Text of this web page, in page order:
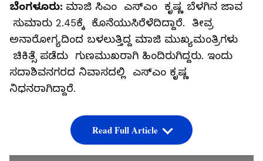
ಬೆಂಗಳೂರು: ಮಾಜಿ ಸಿಎಂ ಎಸ್ಎಂ ಕೃಷ್ಣ ಬೆಳಗಿನ ಜಾವ
ಸುಮಾರು 2.45ಕ್ಕೆ ಕೊನೆಯುಸಿರೆಳೆದಿದ್ದಾರೆ. ತೀವ್ರ
ಅನಾರೋಗ್ಯದಿಂದ ಬಳಲುತ್ತಿದ್ದ ಮಾಜಿ ಮುಖ್ಯಮಂತ್ರಿಗಳು
ಚಿಕಿತ್ಸೆ ಪಡೆದು ಗುಣಮುಖರಾಗಿ ಹಿಂದಿರುಗಿದ್ದರು. ಇಂದು
ಸದಾಶಿವನಗರದ ನಿವಾಸದಲ್ಲಿ ಎಸ್ಎಂ ಕೃಷ್ಣ
ನಿಧನರಾಗಿದ್ದಾರೆ.
Read Full Article